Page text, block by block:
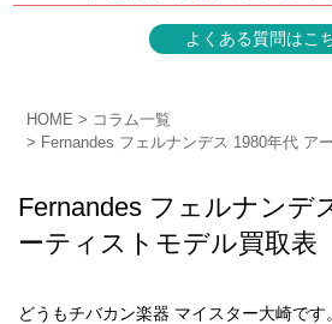
よくある質問はこ
HOME
コラム一覧
Fernandes フェルナンデス 1980年代 ア
Fernandes フェルナンデ
ーティストモデル買取表
どうもチバカン楽器 マイスター大崎です。